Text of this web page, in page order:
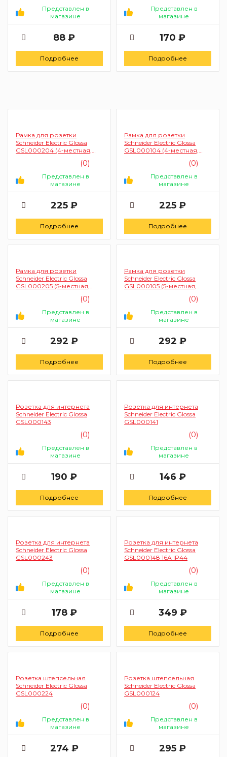
Представлен в
магазине
88 ₽
Подробнее
Представлен в
магазине
170 ₽
Подробнее
Рамка для розетки
Schneider Electric Glossa
GSL000204 (4-местная,
(0)
Представлен в
магазине
225 ₽
Подробнее
Рамка для розетки
Schneider Electric Glossa
GSL000104 (4-местная,
(0)
Представлен в
магазине
225 ₽
Подробнее
Рамка для розетки
Schneider Electric Glossa
GSL000205 (5-местная,
(0)
Представлен в
магазине
292 ₽
Подробнее
Рамка для розетки
Schneider Electric Glossa
GSL000105 (5-местная,
(0)
Представлен в
магазине
292 ₽
Подробнее
Розетка для интернета
Schneider Electric Glossa
GSL000143
(0)
Представлен в
магазине
190 ₽
Подробнее
Розетка для интернета
Schneider Electric Glossa
GSL000141
(0)
Представлен в
магазине
146 ₽
Подробнее
Розетка для интернета
Schneider Electric Glossa
GSL000243
(0)
Представлен в
магазине
178 ₽
Подробнее
Розетка для интернета
Schneider Electric Glossa
GSL000148 16A IP44
(0)
Представлен в
магазине
349 ₽
Подробнее
Розетка штепсельная
Schneider Electric Glossa
GSL000224
(0)
Представлен в
магазине
274 ₽
Розетка штепсельная
Schneider Electric Glossa
GSL000124
(0)
Представлен в
магазине
295 ₽